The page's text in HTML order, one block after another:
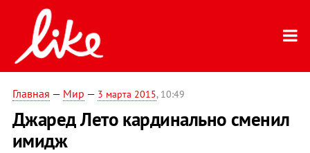
Главная — Мир — 3 марта 2015, 10:49
Джаред Лето кардинально сменил
имидж